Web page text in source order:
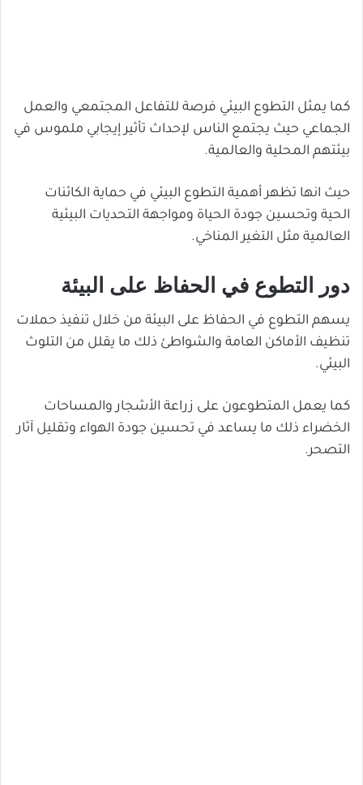
كما يمثل التطوع البيئي فرصة للتفاعل المجتمعي والعمل
الجماعي حيث يجتمع الناس لإحداث تأثير إيجابي ملموس في
بيئتهم المحلية والعالمية.
حيث انها تظهر أهمية التطوع البيئي في حماية الكائنات
الحية وتحسين جودة الحياة ومواجهة التحديات البيئية
العالمية مثل التغير المناخي.
دور التطوع في الحفاظ على البيئة
يسهم التطوع في الحفاظ على البيئة من خلال تنفيذ حملات
تنظيف الأماكن العامة والشواطئ ذلك ما يقلل من التلوث
البيئي.
كما يعمل المتطوعون على زراعة الأشجار والمساحات
الخضراء ذلك ما يساعد في تحسين جودة الهواء وتقليل آثار
التصحر.